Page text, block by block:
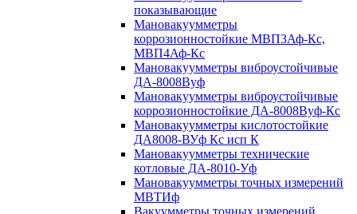
показывающие
Мановакуумметры
коррозионностойкие МВП3Аф-Кс,
МВП4Аф-Кс
Мановакуумметры виброустойчивые
ДА-8008Вуф
Мановакуумметры виброустойчивые
коррозионностойкие ДА-8008Вуф-Кс
Мановакуумметры кислотостойкие
ДА8008-ВУф Кс исп К
Мановакуумметры технические
котловые ДА-8010-Уф
Мановакуумметры точных измерений
МВТИф
Вакуумметры точных измерений